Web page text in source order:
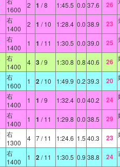
1600
2 1 / 8 1:45.5 0.0 37.6 26
右
1400
2 1 / 10 1:28.4 0.0 38.9 23
右
1400
1 1 / 11 1:30.5 0.0 39.0 25
右
1400
4 3/ 9 1:30.8 0.8 40.6 26
右
1600
1 2/ 10 1:49.9 0.2 39.3 20
右
1400
1 1 / 9 1:32.4 0.0 40.2 24
右
1400
1 1 / 11 1:29.8 0.0 38.5 29
右
1300
4 7/ 11 1:24.6 1.5 40.3 23
右
1400
1 2/ 11 1:30.5 0.9 38.8 24